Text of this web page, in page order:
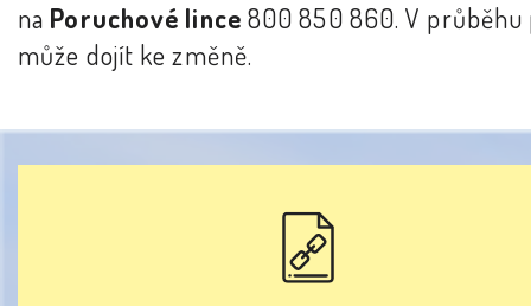
na Poruchové lince 800 850 860. V průběhu
může dojít ke změně.